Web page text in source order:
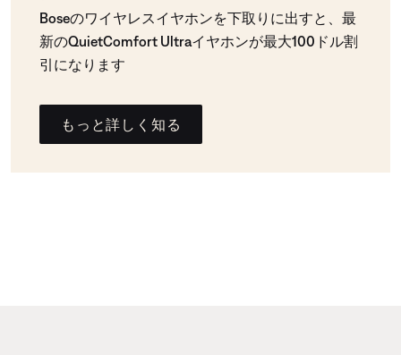
Boseのワイヤレスイヤホンを下取りに出すと、最
新のQuietComfort Ultraイヤホンが最大100ドル割
引になります
もっと詳しく知る